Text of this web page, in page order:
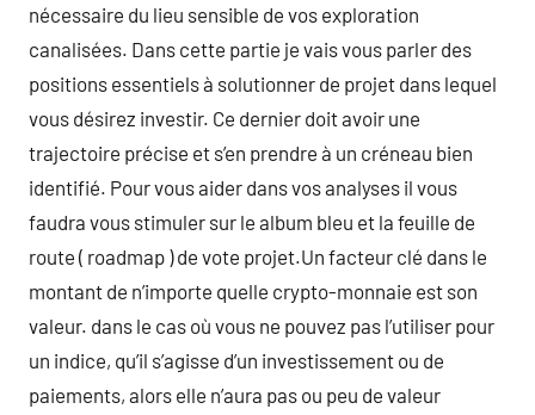
nécessaire du lieu sensible de vos exploration
canalisées. Dans cette partie je vais vous parler des
positions essentiels à solutionner de projet dans lequel
vous désirez investir. Ce dernier doit avoir une
trajectoire précise et s’en prendre à un créneau bien
identifié. Pour vous aider dans vos analyses il vous
faudra vous stimuler sur le album bleu et la feuille de
route ( roadmap ) de vote projet.Un facteur clé dans le
montant de n’importe quelle crypto-monnaie est son
valeur. dans le cas où vous ne pouvez pas l’utiliser pour
un indice, qu’il s’agisse d’un investissement ou de
paiements, alors elle n’aura pas ou peu de valeur